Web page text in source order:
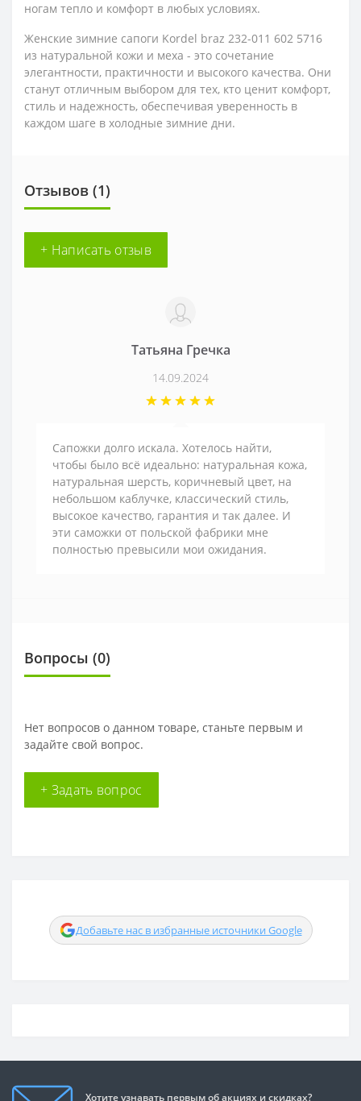
ногам тепло и комфорт в любых условиях.
Женские зимние сапоги Kordel braz 232-011 602 5716
из натуральной кожи и меха - это сочетание
элегантности, практичности и высокого качества. Они
станут отличным выбором для тех, кто ценит комфорт,
стиль и надежность, обеспечивая уверенность в
каждом шаге в холодные зимние дни.
Отзывов (1)
+ Написать отзыв
Татьяна Гречка
14.09.2024
Сапожки долго искала. Хотелось найти,
чтобы было всё идеально: натуральная кожа,
натуральная шерсть, коричневый цвет, на
небольшом каблучке, классический стиль,
высокое качество, гарантия и так далее. И
эти саможки от польской фабрики мне
полностью превысили мои ожидания.
Вопросы (0)
Нет вопросов о данном товаре, станьте первым и
задайте свой вопрос.
+ Задать вопрос
Добавьте нас в избранные источники Google
Хотите узнавать первым об акциях и скидках?